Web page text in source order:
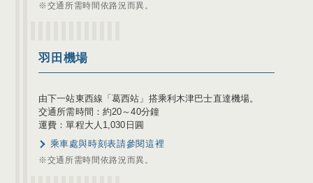
※交通所需時間依路況而異。
羽田機場
由下一站東西線「葛西站」搭乘利木津巴士直達機場。
交通所需時間：約20～40分鐘
運費：單程大人1,030日圓
乘車處與時刻表請參閱這裡
※交通所需時間依路況而異。